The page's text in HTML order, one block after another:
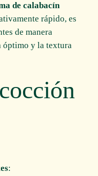
de calabacín
rápido, es
de manera
óptimo y la textura
: